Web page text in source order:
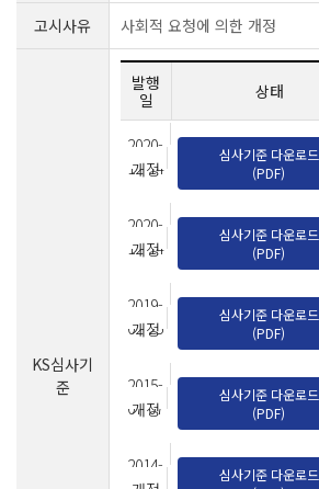
고시사유 사회적 요청에 의한 개정
KS심사기
준
발행
일
상태
2020-
12-14
개정
심사기준 다운로드
(PDF)
2020-
12-14
개정
심사기준 다운로드
(PDF)
2019-
02-25
개정
심사기준 다운로드
(PDF)
2015-
07-07
개정
심사기준 다운로드
(PDF)
2014-
심사기준 다운로드